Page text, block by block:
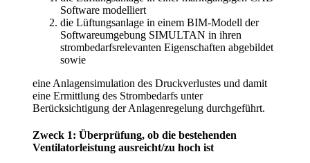
Software modelliert
die Lüftungsanlage in einem BIM-Modell der
Softwareumgebung SIMULTAN in ihren
strombedarfsrelevanten Eigenschaften abgebildet
sowie
eine Anlagensimulation des Druckverlustes und damit
eine Ermittlung des Strombedarfs unter
Berücksichtigung der Anlagenregelung durchgeführt.
Zweck 1: Überprüfung, ob die bestehenden
Ventilatorleistung ausreicht/zu hoch ist